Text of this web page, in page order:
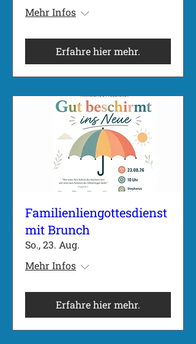
Mehr Infos
Erfahre hier mehr.
Familienliengottesdienst
mit Brunch
So., 23. Aug.
Mehr Infos
Erfahre hier mehr.